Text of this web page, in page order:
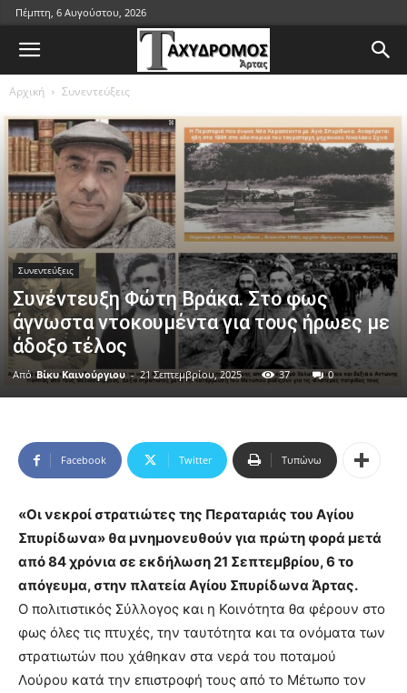
Πέμπτη, 6 Αυγούστου, 2026
Αρχική Συνεντεύξεις
Συνεντεύξεις
Συνέντευξη Φώτη Βράκα. Στο φως
άγνωστα ντοκουμέντα για τους ήρωες με
άδοξο τέλος
Από Βίκυ Καινούργιου - 21 Σεπτεμβρίου, 2025 37 0
Facebook Twitter Τυπώνω
«Οι νεκροί στρατιώτες της Περαταριάς του Αγίου
Σπυρίδωνα» θα μνημονευθούν για πρώτη φορά μετά
από 84 χρόνια σε εκδήλωση 21 Σεπτεμβρίου, 6 το
απόγευμα, στην πλατεία Αγίου Σπυρίδωνα Άρτας.
Ο πολιτιστικός Σύλλογος και η Κοινότητα θα φέρουν στο
φως όλες τις πτυχές, την ταυτότητα και τα ονόματα των
στρατιωτών που χάθηκαν στα νερά του ποταμού
Λούρου κατά την επιστροφή τους από το Μέτωπο τον